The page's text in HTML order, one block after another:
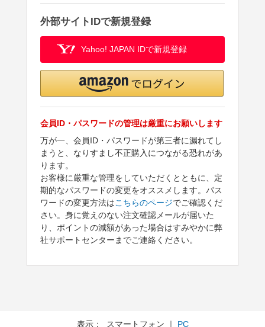
外部サイトIDで新規登録
Yahoo! JAPAN IDで新規登録
会員ID・パスワードの管理は厳重にお願いします
万が一、会員ID・パスワードが第三者に漏れてし
まうと、なりすまし不正購入につながる恐れがあ
ります。
お客様に厳重な管理をしていただくとともに、定
期的なパスワードの変更をオススメします。パス
ワードの変更方法はこちらのページでご確認くだ
さい。身に覚えのない注文確認メールが届いた
り、ポイントの減額があった場合はすみやかに弊
社サポートセンターまでご連絡ください。
表示： スマートフォン ｜ PC